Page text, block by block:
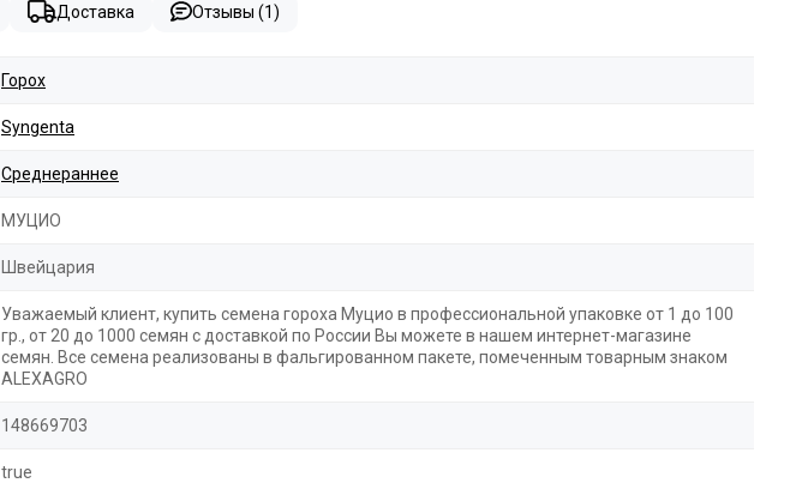
Доставка Отзывы (1)
Горох
Syngenta
Среднераннее
МУЦИО
Швейцария
Уважаемый клиент, купить семена гороха Муцио в профессиональной упаковке от 1 до 100
гр., от 20 до 1000 семян с доставкой по России Вы можете в нашем интернет-магазине
семян. Все семена реализованы в фальгированном пакете, помеченным товарным знаком
ALEXAGRO
148669703
true